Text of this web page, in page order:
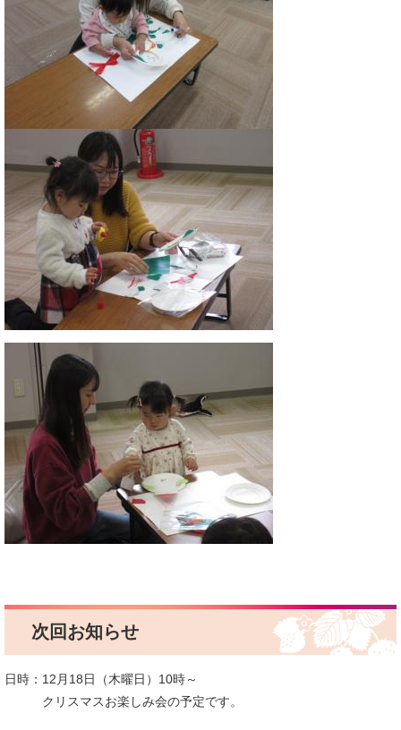
次回お知らせ
日時：12月18日（木曜日）10時～
クリスマスお楽しみ会の予定です。